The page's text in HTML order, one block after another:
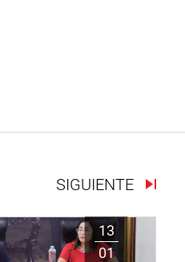
SIGUIENTE
13
01